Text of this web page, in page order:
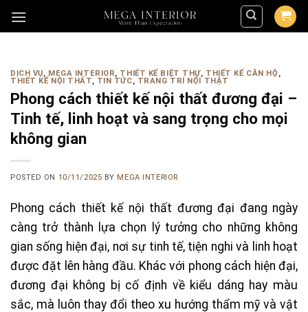
DỊCH VỤ, MEGA INTERIOR, THIẾT KẾ BIỆT THỰ, THIẾT KẾ CĂN HỘ,
THIẾT KẾ NỘI THẤT, TIN TỨC, TRANG TRÍ NỘI THẬT
Phong cách thiết kế nội thất đương đại –
Tinh tế, linh hoạt và sang trọng cho mọi
không gian
POSTED ON 10/11/2025 BY MEGA INTERIOR
Phong cách thiết kế nội thất đương đại đang ngày
càng trở thành lựa chọn lý tưởng cho những không
gian sống hiện đại, nơi sự tinh tế, tiện nghi và linh hoạt
được đặt lên hàng đầu. Khác với phong cách hiện đại,
đương đại không bị cố định về kiểu dáng hay màu
sắc, mà luôn thay đổi theo xu hướng thẩm mỹ và vật